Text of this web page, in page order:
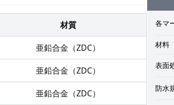
材質
亜鉛合金（ZDC）
亜鉛合金（ZDC）
亜鉛合金（ZDC）
各マ
材料
材
表面
防水